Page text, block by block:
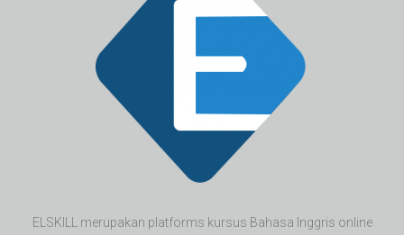
ELSKILL merupakan platforms kursus Bahasa Inggris online